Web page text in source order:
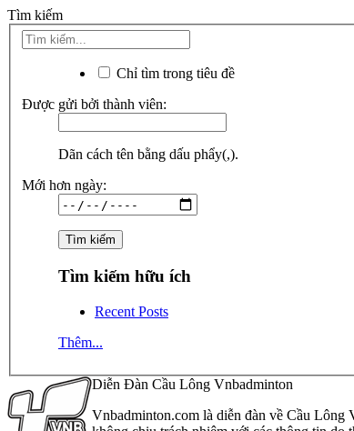
Tìm kiếm
Chỉ tìm trong tiêu đề
Được gửi bởi thành viên:
Dãn cách tên bằng dấu phẩy(,).
Mới hơn ngày:
Tìm kiếm hữu ích
Recent Posts
Thêm...
Diễn Đàn Cầu Lông Vnbadminton
Vnbadminton.com là diễn đàn về Cầu Lông